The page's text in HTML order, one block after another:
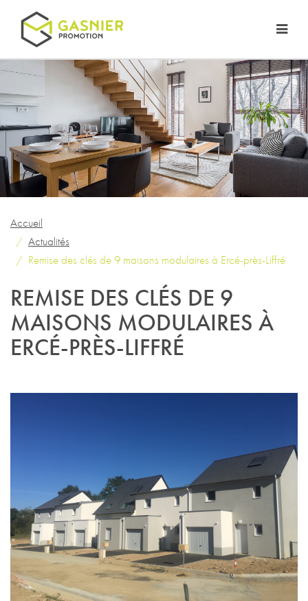
Accueil
Actualités
Remise des clés de 9 maisons modulaires à Ercé-près-Liffré
REMISE DES CLÉS DE 9
MAISONS MODULAIRES À
ERCÉ-PRÈS-LIFFRÉ